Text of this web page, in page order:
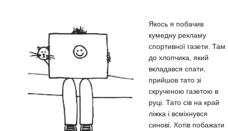
Якось я побачив
кумедну рекламу
спортивної газети. Там
до хлопчика, який
вкладався спати,
прийшов тато зі
скрученою газетою в
руці. Тато сів на край
ліжка і всміхнувся
синові. Хотів побажати